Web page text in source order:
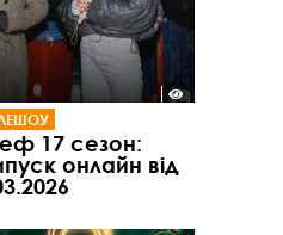
17 сезон:
онлайн від